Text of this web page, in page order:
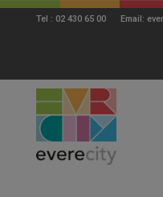
Tel : 02 430 65 00 Email: